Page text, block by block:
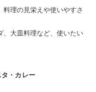
理の見栄えや使いやすさ
、大皿料理など、使いたい
タ・カレー